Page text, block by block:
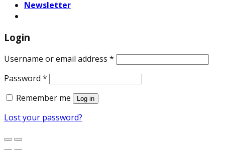
Newsletter
Login
Username or email address *
Password *
Remember me
Log in
Lost your password?